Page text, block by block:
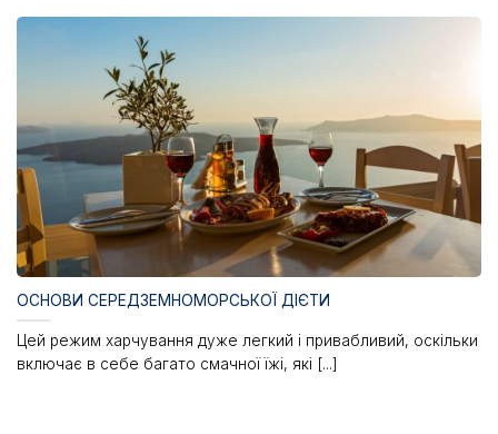
ОСНОВИ СЕРЕДЗЕМНОМОРСЬКОЇ ДІЄТИ
Цей режим харчування дуже легкий і привабливий, оскільки
включає в себе багато смачної їжі, які [...]